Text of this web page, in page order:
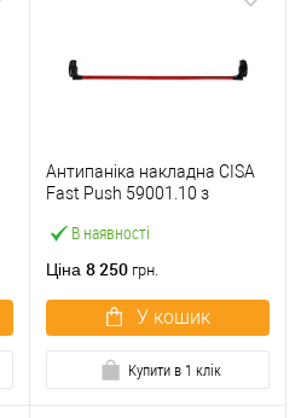
В наявності
Антипаніка накладна CISA
Fast Push 59001.10 з
мм червона
Ціна 8 250 грн.
У кошик
Купити в 1 клік